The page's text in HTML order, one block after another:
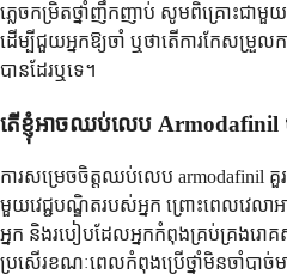
ភ្លេចកម្រិតថ្នាំញឹកញាប់ សូមពិគ្រោះជាមួយ
ដើម្បីជួយអ្នកឱ្យចាំ ឬថាតើការកែសម្រួល
បានដែរឬទេ។
តើខ្ញុំអាចឈប់លេប
ការសម្រេចចិត្តឈប់លេប armodafinil គួរ
មួយវេជ្ជបណ្ឌិតរបស់អ្នក ព្រោះពេលវេល
អ្នក និងរបៀបដែលអ្នកកំពុងគ្រប់គ្រងរោគ
ប្រសើរខណៈពេលកំពុងប្រើថ្នាំមិនចាំបា